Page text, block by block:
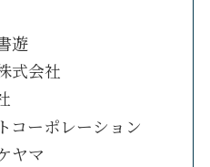
遊
式会社
コーポレーション
ヤマ